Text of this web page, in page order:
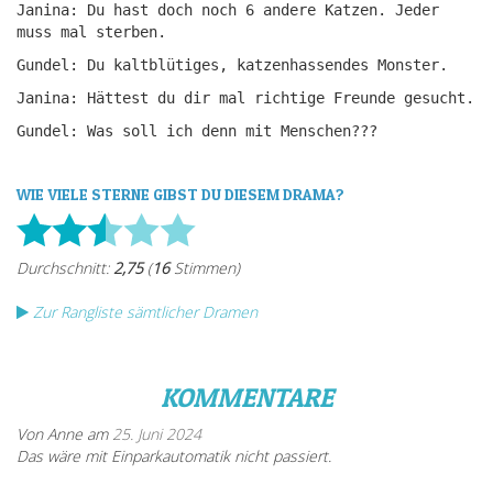
Janina: Du hast doch noch 6 andere Katzen. Jeder
muss mal sterben.
Gundel: Du kaltblütiges, katzenhassendes Monster.
Janina: Hättest du dir mal richtige Freunde gesucht.
Gundel: Was soll ich denn mit Menschen???
WIE VIELE STERNE GIBST DU DIESEM DRAMA?
Zur Rangliste sämtlicher Dramen
KOMMENTARE
Von Anne am 25. Juni 2024
Das wäre mit Einparkautomatik nicht passiert.